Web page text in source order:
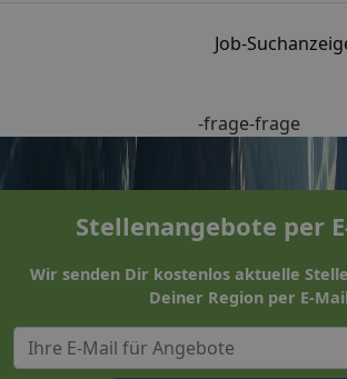
Job-
-frage-frage
Stellenangebote per
Wir senden Dir kostenlos aktuelle
Deiner Region per E-